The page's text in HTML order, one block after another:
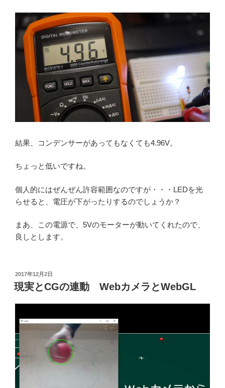
結果、コンデンサーがあってもなくても4.96V。
ちょっと低いですね。
個人的にはぜんぜん許容範囲なのですが・・・LEDを光
らせると、電圧が下がったりするのでしょうか？
まあ、この電源で、5Vのモーターが動いてくれたので、
良しとします。
投
稿
日:
2017年12月2日
現実とCGの連動 WebカメラとWebGL